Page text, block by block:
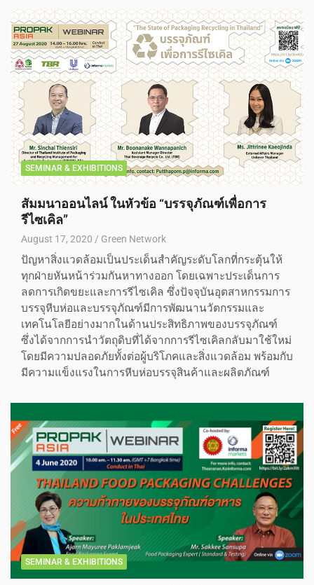
SEMINAR & EXHIBITIONS
สัมมนาออนไลน์ ในหัวข้อ “บรรจุภัณฑ์เพื่อการ
รีไซเคิล”
August 17, 2020 Green Network
ปัญหาสิ่งแวดล้อมเป็นประเด็นสำคัญระดับโลกที่กระตุ้นให้
ทุกฝ่ายหันหน้าร่วมกันหาทางออก โดยเฉพาะประเด็นการ
ลดการเกิดขยะและการรีไซเคิล ซึ่งปัจจุบันอุตสาหกรรมการ
บรรจุหีบห่อและบรรจุภัณฑ์มีการพัฒนานวัตกรรมและ
เทคโนโลยีอย่างมากในด้านประสิทธิภาพของบรรจุภัณฑ์
ซึ่งได้จากการนำวัตถุดิบที่ได้จากการรีไซเคิลกลับมาใช้ใหม่
โดยมีความปลอดภัยทั้งต่อผู้บริโภคและสิ่งแวดล้อม พร้อมกับ
มีความแข็งแรงในการหีบห่อบรรจุสินค้าและผลิตภัณฑ์
SEMINAR & EXHIBITIONS